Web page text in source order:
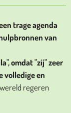
trage agenda
van
omdat "zij" zeer
volledige en
regeren